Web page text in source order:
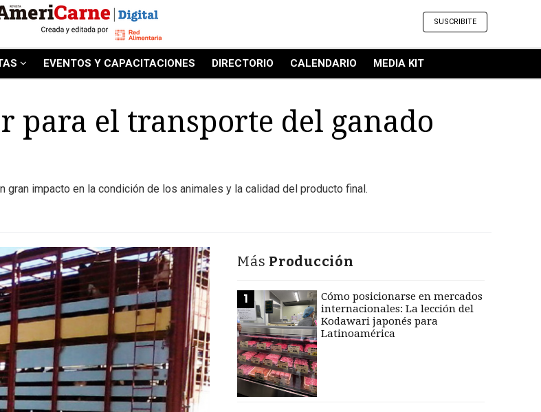
SUSCRIBITE
EVENTOS Y CAPACITACIONES DIRECTORIO CALENDARIO MEDIA KIT
para el transporte del ganado
gran impacto en la condición de los animales y la calidad del producto final.
Más Producción
1
Cómo posicionarse en mercados
internacionales: La lección del
Kodawari japonés para
Latinoamérica